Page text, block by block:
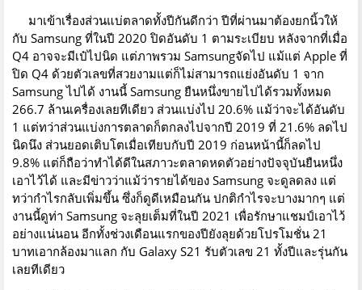
มาเข้าเรื่องส่วนแบ่ตลาดทั้งปีกันดีกว่า ปีที่ผ่านมาต้องยกนิ้วให้
กับ Samsung ที่ในปี 2020 ปิดอันดับ 1 ตามระเบียบ หลังจากที่เมื่อ
Q4 อาจจะมีเป๋ไปนิด แต่ภาพรวม Samsungจัดไป แม้แต่ Apple ที่
ปิด Q4 ด้วยตัวเลขที่สวยงามแต่ก็ไม่สามารถแย่งอันดับ 1 จาก
Samsung ไปได้ งานนี้ Samsung ยืนหนึ่งขายไปได้รวมทั้งหมด
266.7 ล้านเครื่องเลยทีเดียว ส่วนแบ่งไป 20.6% แม้ว่าจะได้อันดับ
1 แต่ทว่าส่วนแบ่งการตลาดก็ตกลงไปจากปี 2019 ที่ 21.6% ลดไป
นิดนึง ส่วนยอดเติบโตเมื่อเทียบกับปี 2019 ก่อนหน้านี้ก็ลดไป
9.8% แต่ก็ถือว่าทำได้ดีในสภาวะตลาดหดตัวอย่างปัจจุบันยืนหนึ่ง
เอาไว้ได้ และมีข่าวว่าแม้ว่ารายได้ของ Samsung จะดูลดลง แต่
ทว่ากำไรกลับเพิ่มขึ้น ซึ่งก็ดูดีเหมือนกัน ปกติกำไรจะบางมากๆ แต่
งานนี้ดูท่า Samsung จะลุยเต็มที่ในปี 2021 เพื่อรักษาแชมป์เอาไว้
อย่างแน่นอน อีกทั้งช่วงเดือนแรกของปียังลุยด้วยโปรโมชั่น 21
บาทเอากล้องมาแลก กับ Galaxy S21 รับตัวเลข 21 ทั้งปีและรุ่นกัน
เลยทีเดียว